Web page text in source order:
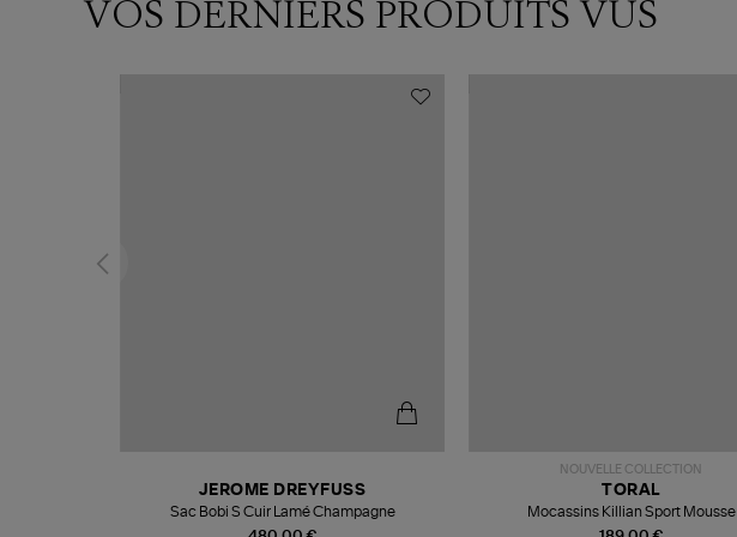
VOS DERNIERS PRODUITS VUS
JEROME DREYFUSS
Sac Bobi S Cuir Lamé Champagne
NOUVELLE COLLECTION
TORAL
Mocassins Killian Sport Mousse